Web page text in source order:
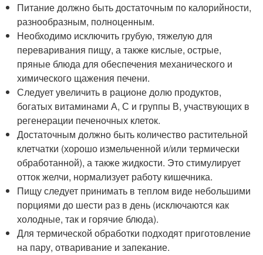
Питание должно быть достаточным по калорийности,
разнообразным, полноценным.
Необходимо исключить грубую, тяжелую для
переваривания пищу, а также кислые, острые,
пряные блюда для обеспечения механического и
химического щажения печени.
Следует увеличить в рационе долю продуктов,
богатых витаминами А, С и группы В, участвующих в
регенерации печеночных клеток.
Достаточным должно быть количество растительной
клетчатки (хорошо измельченной и/или термически
обработанной), а также жидкости. Это стимулирует
отток желчи, нормализует работу кишечника.
Пищу следует принимать в теплом виде небольшими
порциями до шести раз в день (исключаются как
холодные, так и горячие блюда).
Для термической обработки подходят приготовление
на пару, отваривание и запекание.